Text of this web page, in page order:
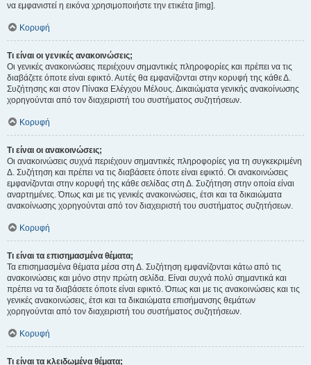
να εμφανιστεί η εικόνα χρησιμοποιήστε την ετικέτα [img].
Κορυφή
Τι είναι οι γενικές ανακοινώσεις;
Οι γενικές ανακοινώσεις περιέχουν σημαντικές πληροφορίες και πρέπει να τις
διαβάζετε όποτε είναι εφικτό. Αυτές θα εμφανίζονται στην κορυφή της κάθε Δ.
Συζήτησης και στον Πίνακα Ελέγχου Μέλους. Δικαιώματα γενικής ανακοίνωσης
χορηγούνται από τον διαχειριστή του συστήματος συζητήσεων.
Κορυφή
Τι είναι οι ανακοινώσεις;
Οι ανακοινώσεις συχνά περιέχουν σημαντικές πληροφορίες για τη συγκεκριμένη
Δ. Συζήτηση και πρέπει να τις διαβάσετε όποτε είναι εφικτό. Οι ανακοινώσεις
εμφανίζονται στην κορυφή της κάθε σελίδας στη Δ. Συζήτηση στην οποία είναι
αναρτημένες. Όπως και με τις γενικές ανακοινώσεις, έτσι και τα δικαιώματα
ανακοίνωσης χορηγούνται από τον διαχειριστή του συστήματος συζητήσεων.
Κορυφή
Τι είναι τα επισημασμένα θέματα;
Τα επισημασμένα θέματα μέσα στη Δ. Συζήτηση εμφανίζονται κάτω από τις
ανακοινώσεις και μόνο στην πρώτη σελίδα. Είναι συχνά πολύ σημαντικά και
πρέπει να τα διαβάσετε όποτε είναι εφικτό. Όπως και με τις ανακοινώσεις και τις
γενικές ανακοινώσεις, έτσι και τα δικαιώματα επισήμανσης θεμάτων
χορηγούνται από τον διαχειριστή του συστήματος συζητήσεων.
Κορυφή
Τι είναι τα κλειδωμένα θέματα;